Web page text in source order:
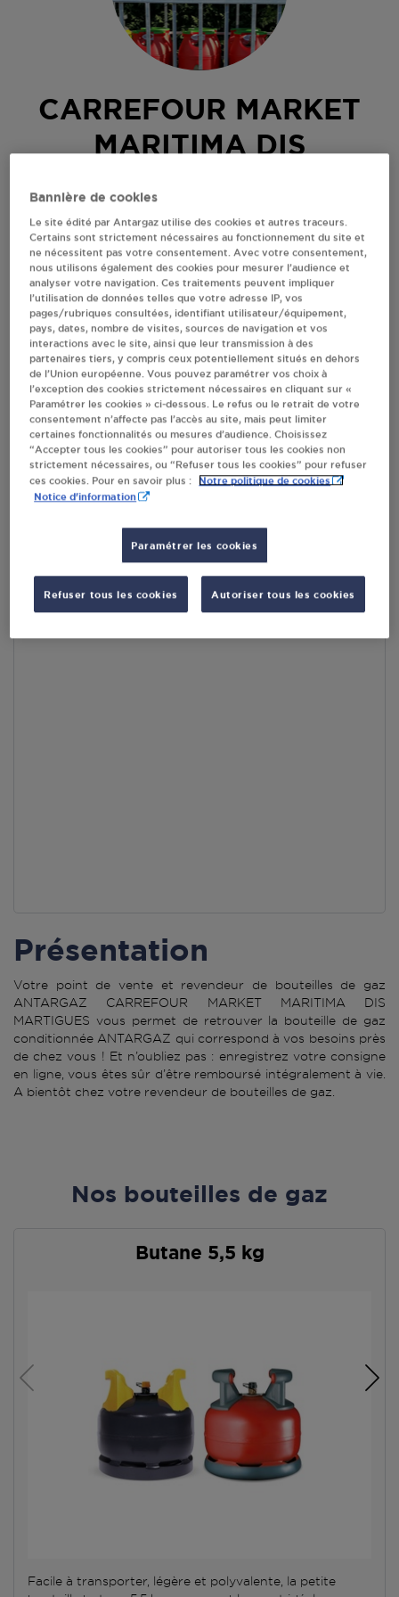
CARREFOUR MARKET
MARITIMA DIS
1 RUE FREDERIC SAUVAGE
13500MARTIGUES
Revendeur de bouteilles de gaz
S'Y RENDRE
AFFICHER LE TÉLÉPHONE
RECEVOIR LES COORDONNÉES DU REVENDEUR
En cliquant sur « S’y rendre », j’autorise le traitement
d’informations (dont mon adresse IP) et leur transfert hors UE
par Google Maps afin d’afficher la carte.
En savoir plus
Accès
Présentation
Votre point de vente et revendeur de bouteilles de gaz
ANTARGAZ CARREFOUR MARKET MARITIMA DIS
MARTIGUES vous permet de retrouver la bouteille de gaz
conditionnée ANTARGAZ qui correspond à vos besoins près
de chez vous ! Et n’oubliez pas : enregistrez votre consigne
en ligne, vous êtes sûr d’être remboursé intégralement à vie.
A bientôt chez votre revendeur de bouteilles de gaz.
Nos bouteilles de gaz
Butane 5,5 kg
Facile à transporter, légère et polyvalente, la petite
Bannière de cookies
Le site édité par Antargaz utilise des cookies et autres traceurs.
Certains sont strictement nécessaires au fonctionnement du site et
ne nécessitent pas votre consentement. Avec votre consentement,
nous utilisons également des cookies pour mesurer l’audience et
analyser votre navigation. Ces traitements peuvent impliquer
l’utilisation de données telles que votre adresse IP, vos
pages/rubriques consultées, identifiant utilisateur/équipement,
pays, dates, nombre de visites, sources de navigation et vos
interactions avec le site, ainsi que leur transmission à des
partenaires tiers, y compris ceux potentiellement situés en dehors
de l’Union européenne. Vous pouvez paramétrer vos choix à
l’exception des cookies strictement nécessaires en cliquant sur «
Paramétrer les cookies » ci-dessous. Le refus ou le retrait de votre
consentement n’affecte pas l’accès au site, mais peut limiter
certaines fonctionnalités ou mesures d’audience. Choisissez
“Accepter tous les cookies” pour autoriser tous les cookies non
strictement nécessaires, ou “Refuser tous les cookies” pour refuser
ces cookies. Pour en savoir plus :
Notre politique de cookies
Notice d'information
Paramétrer les cookies
Refuser tous les cookies Autoriser tous les cookies